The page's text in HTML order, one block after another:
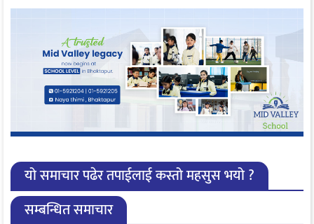
यो समाचार पढेर तपाईलाई कस्तो महसुस भयो ?
सम्बन्धित समाचार